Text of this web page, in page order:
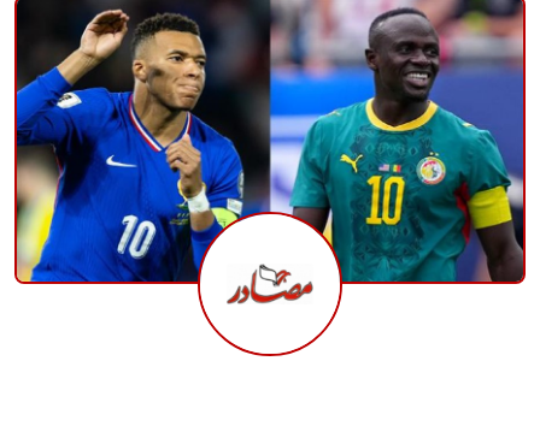
منوعات
حوادث وقضايا
عالمية